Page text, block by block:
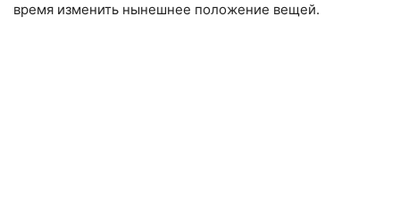
время изменить нынешнее положение вещей.